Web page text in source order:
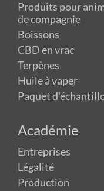
Produits pour
de compagnie
Boissons
CBD en vrac
Terpènes
Huile à vaper
Paquet
Académie
Entreprises
Légalité
Production